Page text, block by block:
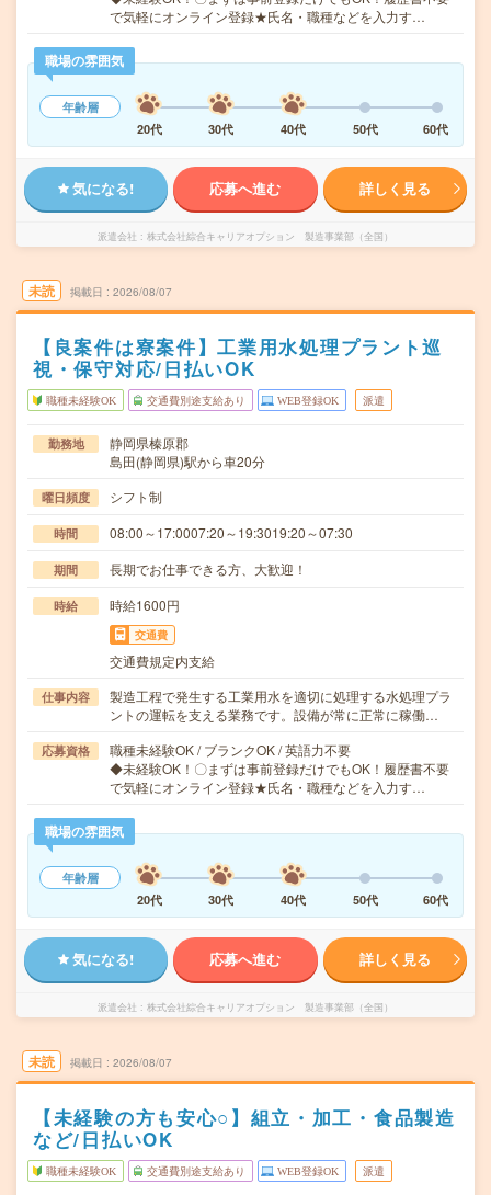
で気軽にオンライン登録★氏名・職種などを入力す…
職場の雰囲気
年齢層
20代
30代 40代 50代 60代
気になる! 応募へ進む 詳しく見る
派遣会社 株式会社綜合キャリアオプション 製造事業部（全国）
未読 掲載日 2026/08/07
【良案件は寮案件】工業用水処理プラント巡
視・保守対応/日払いOK
職種未経験OK 交通費別途支給あり WEB登録OK 派遣
勤務地
静岡県榛原郡
島田(静岡県)駅から車20分
曜日頻度 シフト制
時間 08:00～17:0007:20～19:3019:20～07:30
期間 長期でお仕事できる方、大歓迎！
時給 時給1600円
交通費
交通費規定内支給
仕事内容
製造工程で発生する工業用水を適切に処理する水処理プラ
ントの運転を支える業務です。設備が常に正常に稼働…
応募資格
職種未経験OK / ブランクOK / 英語力不要
◆未経験OK！〇まずは事前登録だけでもOK！履歴書不要
で気軽にオンライン登録★氏名・職種などを入力す…
職場の雰囲気
年齢層
20代
30代 40代 50代 60代
気になる! 応募へ進む 詳しく見る
派遣会社 株式会社綜合キャリアオプション 製造事業部（全国）
未読 掲載日 2026/08/07
【未経験の方も安心○】組立・加工・食品製造
など/日払いOK
職種未経験OK 交通費別途支給あり WEB登録OK 派遣